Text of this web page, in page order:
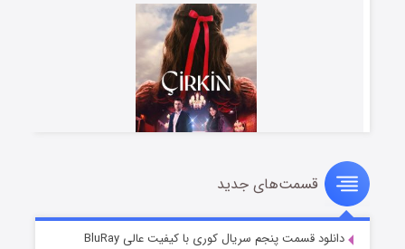
سریال زشت
قسمت۲ (زیرنویس) منتشر شد
قسمت‌های جدید
دانلود قسمت پنجم سریال کوری با کیفیت عالی BluRay